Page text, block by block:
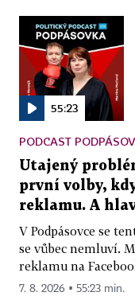
55:23
PODCAST
Utajený
první volby,
reklamu. A
V Podpásovce se
se vůbec nemluví.
reklamu na
7. 8. 2026 ▪ 55:23 min.